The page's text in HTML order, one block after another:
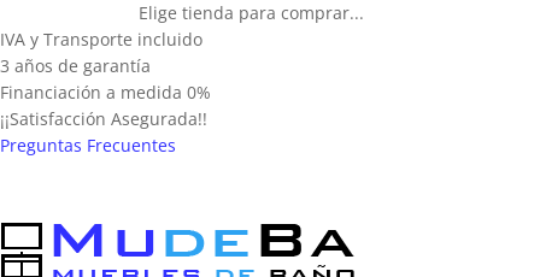
Elige tienda para comprar...
IVA y Transporte incluido
3 años de garantía
Financiación a medida 0%
¡¡Satisfacción Asegurada!!
Preguntas Frecuentes